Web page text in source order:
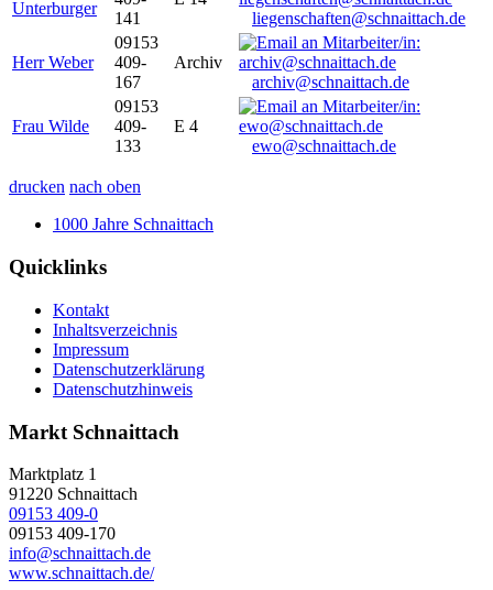
Unterburger
141
liegenschaften@schnaittach.de
Herr Weber
09153
409-
167
Archiv
archiv@schnaittach.de
Frau Wilde
09153
409-
133
E 4
ewo@schnaittach.de
drucken nach oben
1000 Jahre Schnaittach
Quicklinks
Kontakt
Inhaltsverzeichnis
Impressum
Datenschutzerklärung
Datenschutzhinweis
Markt Schnaittach
Marktplatz 1
91220 Schnaittach
09153 409-0
09153 409-170
info@schnaittach.de
www.schnaittach.de/